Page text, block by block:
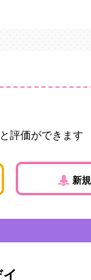
評価ができます
新